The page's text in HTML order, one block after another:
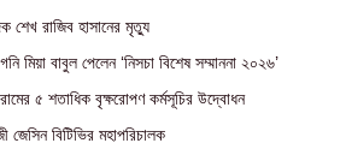
শেখ রাজিব হাসানের মৃত্যু
মিয়া বাবুল পেলেন ‘নিসচা বিশেষ সম্মাননা ২০২৬’
৫ শতাধিক বৃক্ষরোপণ কর্মসূচির উদ্বোধন
জেসিন বিটিভির মহাপরিচালক